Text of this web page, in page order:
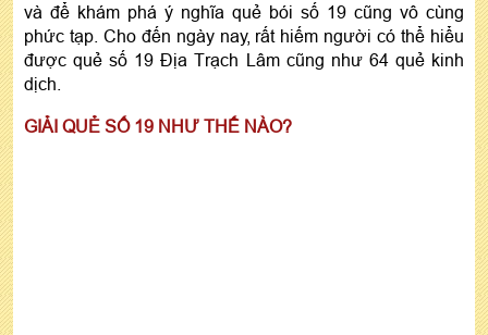
và để khám phá ý nghĩa quẻ bói số 19 cũng vô cùng
phức tạp. Cho đến ngày nay, rất hiếm người có thể hiểu
được quẻ số 19 Địa Trạch Lâm cũng như 64 quẻ kinh
dịch.
GIẢI QUẺ SỐ 19 NHƯ THẾ NÀO?